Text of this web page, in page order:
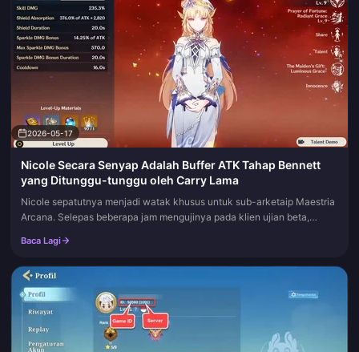
2026-05-17
Nicole Secara Senyap Adalah Buffer ATK Tahap Bennett
yang Ditunggu-tunggu oleh Carry Lama
Nicole sepatutnya menjadi watak khusus untuk sub-arketaip Maestria
Arcana. Selepas beberapa jam mengujinya pada klien ujian beta,
Ma...
Baca Lagi